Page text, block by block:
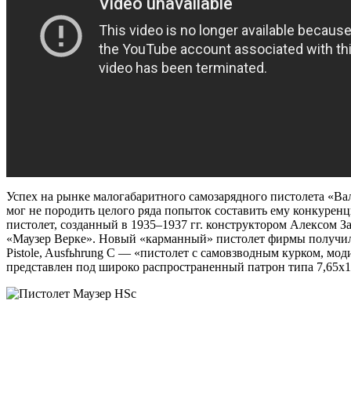
Успех на рынке малогабаритного самозарядного пистолета
мог не породить целого ряда попыток составить ему
пистолет, созданный в 1935–1937 гг. конструктором
«Маузер Верке». Новый «карманный» пистолет фирмы
Pistole, Ausfьhrung C — «пистолет с самовзводным курком,
представлен под широко распространенный патрон типа